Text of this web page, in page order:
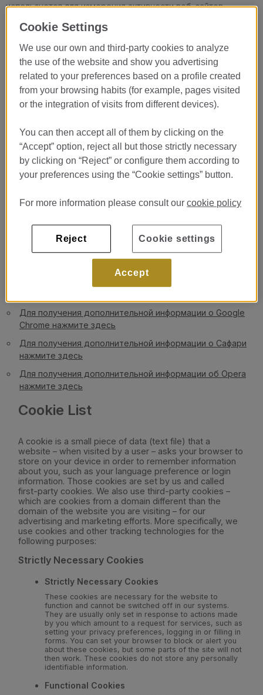
используется для измерения активности веб-сайтов,
просмотра пользователей этих сайтов, приложений и
платформ с целью внесения улучшений на основе анализа
данных об использовании пользователями услуг.
Как отключить или удалить файлы cookie?
Вы можете разрешить, заблокировать или удалить файлы
cookie, установленные на вашем компьютере, настроив
компьютере. Однако, если вы выберете эти настройки, вы,
возможно, не сможете получить доступ к некоторым
частям Веб-сайта или воспользоваться преимуществами
некоторых наших Услуг.
вашего браузера, перейдя по соответствующей ссылке
Для получения дополнительной информации об Internet
Для получения дополнительной информации о Google
Chrome нажмите здесь
Для получения дополнительной информации о Сафари
нажмите здесь
Для получения дополнительной информации об Opera
нажмите здесь
Cookie List
A cookie is a small piece of data (text file) that a
website – when visited by a user – asks your browser to
store on your device in order to remember information
about you, such as your language preference or login
information. Those cookies are set by us and called
first-party cookies. We also use third-party cookies –
which are cookies from a domain different than the
domain of the website you are visiting – for our
advertising and marketing efforts. More specifically, we
use cookies and other tracking technologies for the
following purposes:
Strictly Necessary Cookies
Strictly Necessary Cookies
These cookies are necessary for the website to
function and cannot be switched off in our systems.
They are usually only set in response to actions made
by you which amount to a request for services, such as
setting your privacy preferences, logging in or filling in
forms. You can set your browser to block or alert you
about these cookies, but some parts of the site will not
then work. These cookies do not store any personally
identifiable information.
Functional Cookies
Cookie Settings
We use our own and third-party cookies to analyze
the use of the website and show you advertising
related to your preferences based on a profile created
from your browsing habits (for example, pages visited
or the integration of visits from different devices).
You can then accept all of them by clicking on the
“Accept” option, reject all but those strictly necessary
by clicking on “Reject” or configure them according to
your preferences using the “Cookie settings” button.
For more information please consult ourcookie policy
Reject
Accept
Cookie settings